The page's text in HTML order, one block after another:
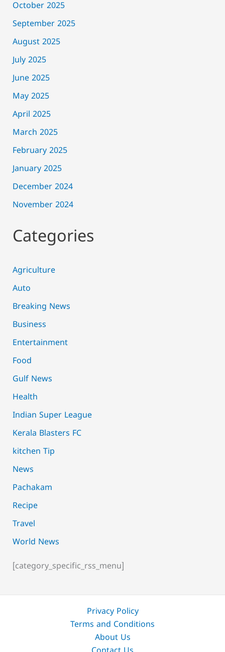
October 2025
September 2025
August 2025
July 2025
June 2025
May 2025
April 2025
March 2025
February 2025
January 2025
December 2024
November 2024
Categories
Agriculture
Auto
Breaking News
Business
Entertainment
Food
Gulf News
Health
Indian Super League
Kerala Blasters FC
kitchen Tip
News
Pachakam
Recipe
Travel
World News
[category_specific_rss_menu]
Privacy Policy
Terms and Conditions
About Us